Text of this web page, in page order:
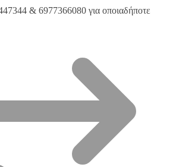
& 6977366080 για οποιαδήποτε